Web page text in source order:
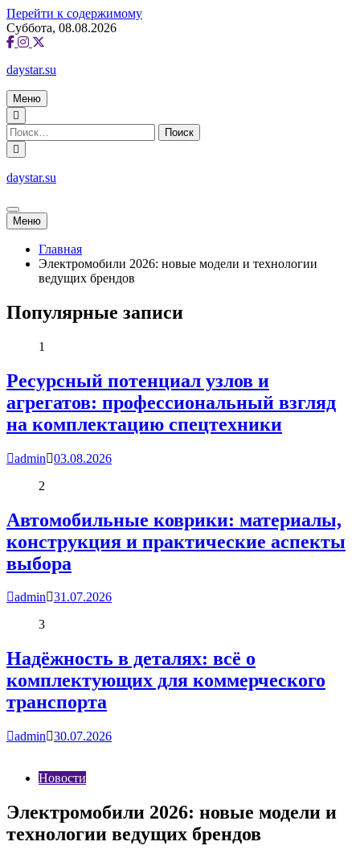
Перейти к содержимому
Суббота, 08.08.2026
daystar.su
Меню
daystar.su
Меню
Главная
Электромобили 2026: новые модели и технологии
ведущих брендов
Популярные записи
1
Ресурсный потенциал узлов и
агрегатов: профессиональный взгляд
на комплектацию спецтехники
admin
03.08.2026
2
Автомобильные коврики: материалы,
конструкция и практические аспекты
выбора
admin 31.07.2026
3
Надёжность в деталях: всё о
комплектующих для коммерческого
транспорта
admin 30.07.2026
Новости
Электромобили 2026: новые модели и
технологии ведущих брендов